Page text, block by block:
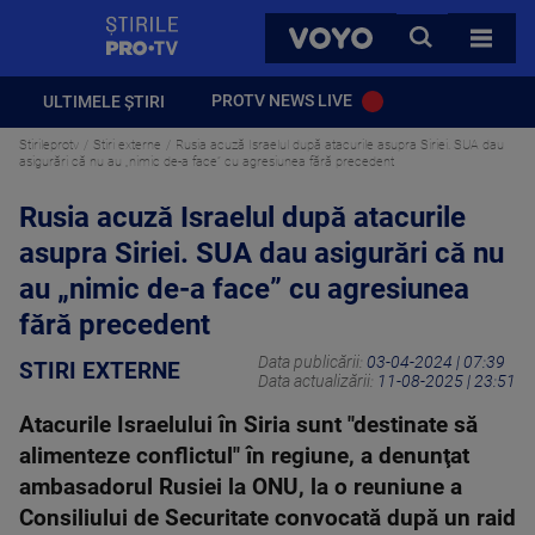
VOYO
CAUTA
TOATE
ULTIMELE ȘTIRI PROTV NEWS LIVE
Stirileprotv Stiri externe
Rusia acuză Israelul după atacurile asupra Siriei. SUA dau
asigurări că nu au „nimic de-a face” cu agresiunea fără precedent
Rusia acuză Israelul după atacurile
asupra Siriei. SUA dau asigurări că nu
au „nimic de-a face” cu agresiunea
fără precedent
STIRI EXTERNE Data publicării: 03-04-2024 | 07:39
Data actualizării: 11-08-2025 | 23:51
Atacurile Israelului în Siria sunt "destinate să
alimenteze conflictul" în regiune, a denunţat
ambasadorul Rusiei la ONU, la o reuniune a
Consiliului de Securitate convocată după un raid